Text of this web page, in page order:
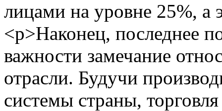
лицами на уровне 25%, а
<p>Наконец, последнее
важности замечание
отрасли. Будучи
системы страны,